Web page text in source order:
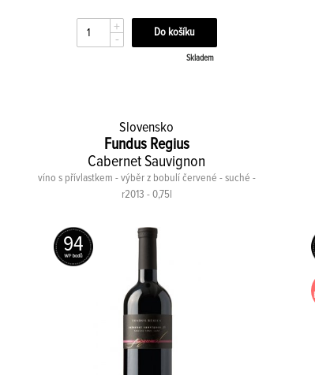
+
-
Skladem
Slovensko
Fundus Regius
Cabernet Sauvignon
víno s přívlastkem - výběr z bobulí červené - suché -
r2013 - 0,75l
94